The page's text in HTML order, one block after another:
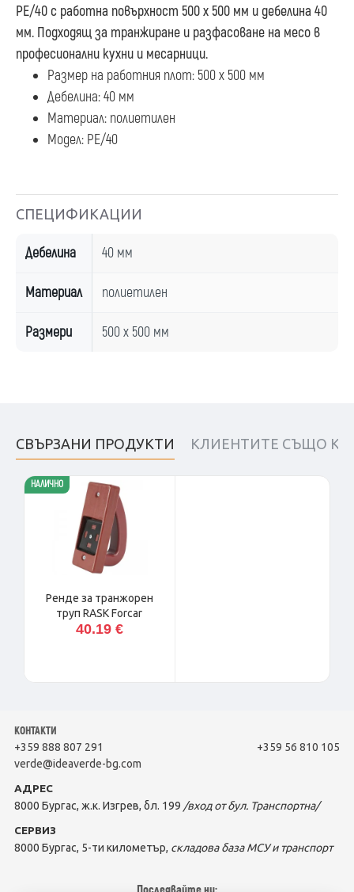
PE/40с работна повърхност 500 х 500 мм и дебелина 40
мм. Подходящ за транжиране и разфасоване на месо в
професионални кухни и месарници.
Размер на работния плот: 500 х 500 мм
Дебелина: 40 мм
Материал: полиетилен
Модел: PE/40
СПЕЦИФИКАЦИИ
Дебелина 40 мм
Материал полиетилен
Размери 500 х 500 мм
СВЪРЗАНИ ПРОДУКТИ КЛИЕНТИТЕ СЪЩО
НАЛИЧНО
Ренде за транжорен
труп RASK Forcar
40.19 €
КОНТАКТИ
+359 888 807 291
+359 56 810 105
verde@ideaverde-bg.com
АДРЕС
8000 Бургас, ж.к. Изгрев, бл. 199 /вход от бул. Транспортна/
СЕРВИЗ
8000 Бургас, 5-ти километър, складова база МСУ и транспорт